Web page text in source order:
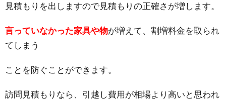
見積もりを出しますので見積もりの正確さが増します。
言っていなかった家具や物が増えて、割増料金を取られ
てしまう
ことを防ぐことができます。
訪問見積もりなら、引越し費用が相場より高いと思われ